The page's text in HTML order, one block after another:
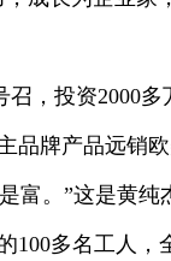
召，投资2000
品牌产品远销
富。”这是黄
100多名工人